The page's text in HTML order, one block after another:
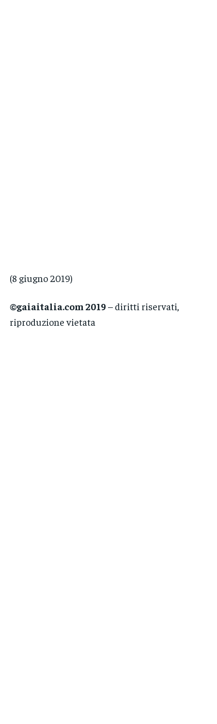
(8 giugno 2019)
©gaiaitalia.com 2019 – diritti riservati,
riproduzione vietata